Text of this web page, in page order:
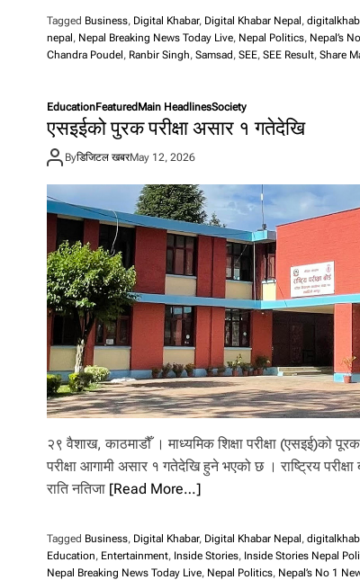
Tagged Business, Digital Khabar, Digital Khabar Nepal ,
nepal , Nepal Breaking News Today Live, Nepal Politics, Nepal’s
Chandra Poudel , Ranbir Singh, Samsad , SEE, SEE Result, Share
EducationFeatured Main HeadlinesSociety
एसइईको पुरक परीक्षा असार १ गतेदेखि
Byडिजिटल खबरMay 12, 2026
२९ वैशाख, काठमाडौँ । माध्यमिक शिक्षा परीक्षा (एसइई)को
परीक्षा आगामी असार १ गतेदेखि हुने भएको छ । राष्ट्रिय परीक्षा
राति नतिजा [Read More…]
Tagged Business, Digital Khabar, Digital Khabar Nepal ,
Education, Entertainment, Inside Stories, Inside Stories Nepal
Nepal Breaking News Today Live, Nepal Politics, Nepal’s No 1